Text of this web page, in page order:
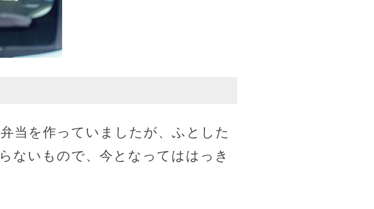
当を作っていましたが、ふとした
ないもので、今となってははっき